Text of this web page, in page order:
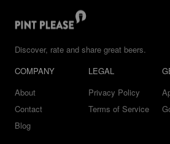
Discover, rate and share great beers.
COMPANY
About
Contact
Blog
LEGAL
Privacy Policy
Terms of Service